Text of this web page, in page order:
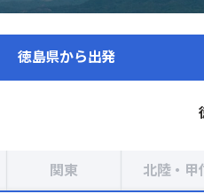
徳島県から出発
関東 北陸・甲